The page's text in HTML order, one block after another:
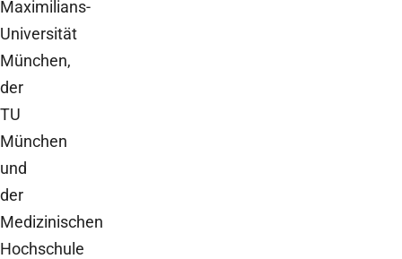
Maximilians-
Universität
München,
der
TU
München
und
der
Medizinischen
Hochschule